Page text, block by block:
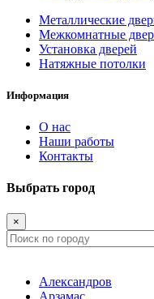
Металлические
Межкомнатные
Установка дверей
Натяжные потолки
Информация
О нас
Наши работы
Контакты
Выбрать город
×
Александров
Арзамас